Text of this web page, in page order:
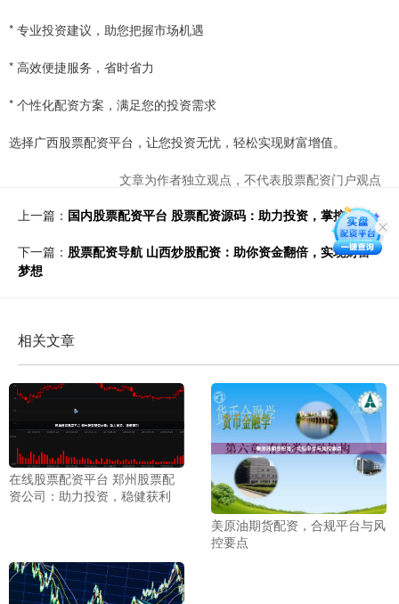
* 专业投资建议，助您把握市场机遇
* 高效便捷服务，省时省力
* 个性化配资方案，满足您的投资需求
选择广西股票配资平台，让您投资无忧，轻松实现财富增值。
文章为作者独立观点，不代表股票配资门户观点
上一篇： 国内股票配资平台 股票配资源码：助力投资，掌控财富
下一篇： 股票配资导航 山西炒股配资：助你资金翻倍，实现财富
梦想
相关文章
在线股票配资平台 郑州股票配
资公司：助力投资，稳健获利
美原油期货配资，合规平台与风
控要点